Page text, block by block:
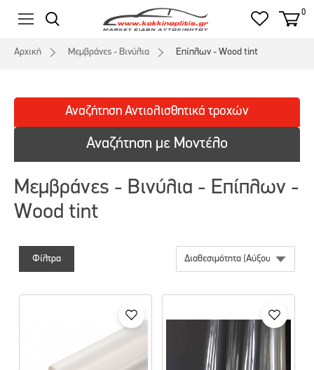
0
Αρχική Μεμβράνες - Βινύλια Επίπλων - Wood tint
Αναζήτηση με Μοντέλο
Αναζήτηση Αντιολισθητικά τροχών
Μεμβράνες - Βινύλια - Επίπλων -
Wood tint
Φίλτρα